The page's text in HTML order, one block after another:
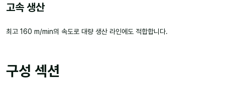
고속 생산
최고 160 m/min의 속도로 대량 생산 라인에도 적합합니다.
구성 섹션